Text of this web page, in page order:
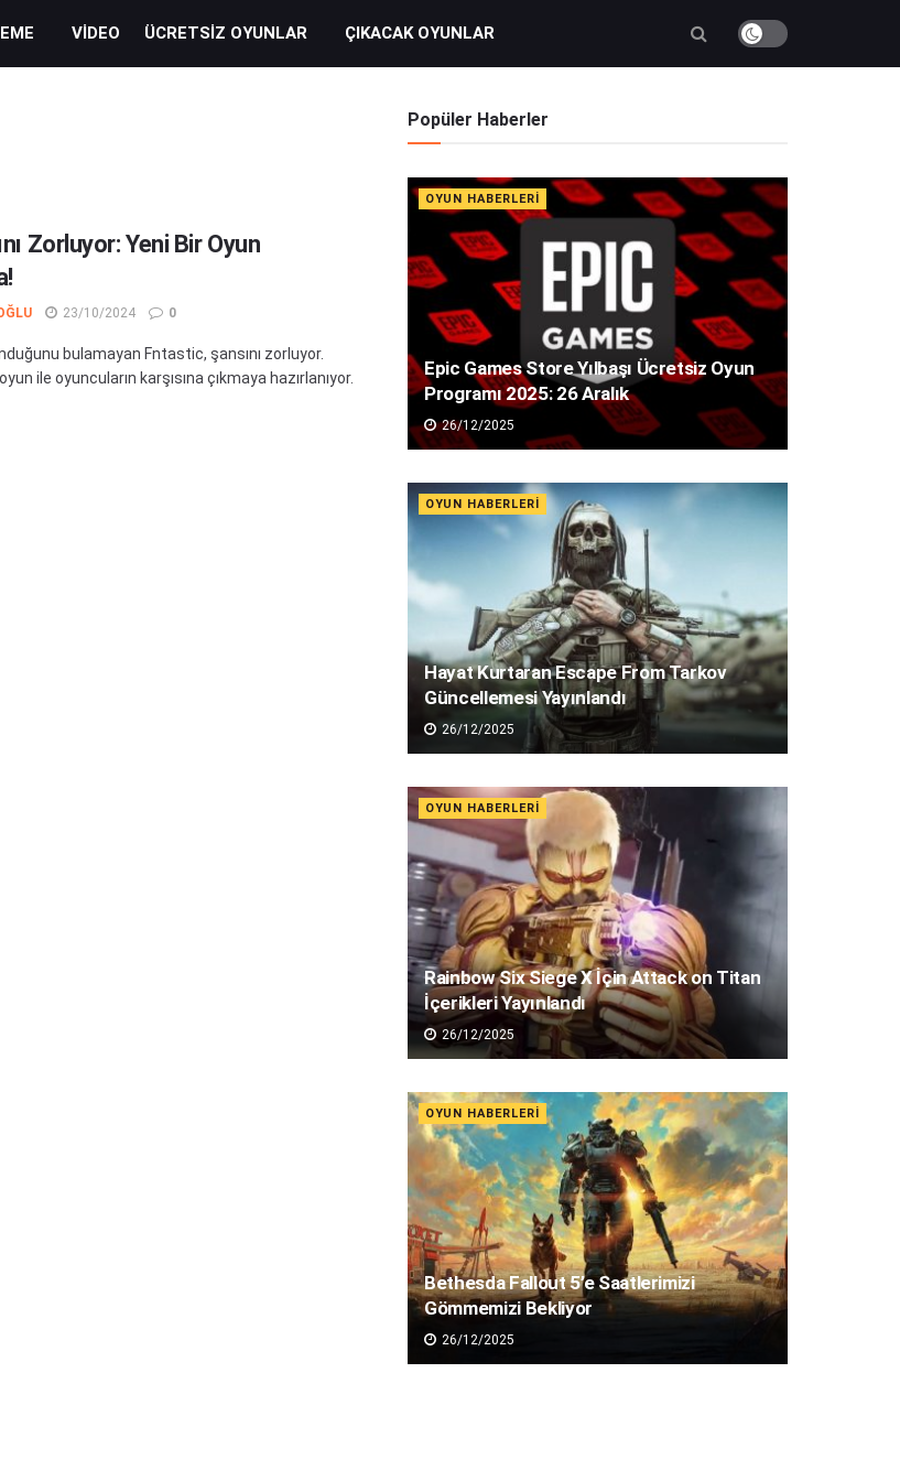
VIDEO ÜCRETSIZ OYUNLAR ÇIKACAK OYUNLAR
Zorluyor: Yeni Bir Oyun
23/10/2024 0
bulamayan Fntastic, şansını zorluyor.
ile oyuncuların karşısına çıkmaya hazırlanıyor.
Popüler Haberler
OYUN HABERLERI
Epic Games Store Yılbaşı Ücretsiz Oyun
Programı 2025: 26 Aralık
26/12/2025
OYUN HABERLERI
Hayat Kurtaran Escape From Tarkov
Güncellemesi Yayınlandı
26/12/2025
OYUN HABERLERI
Rainbow Six Siege X İçin Attack on Titan
İçerikleri Yayınlandı
26/12/2025
OYUN HABERLERI
Bethesda Fallout 5’e Saatlerimizi
Gömmemizi Bekliyor
26/12/2025